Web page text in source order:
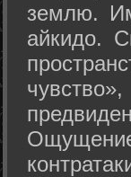
землю.
айкидо.